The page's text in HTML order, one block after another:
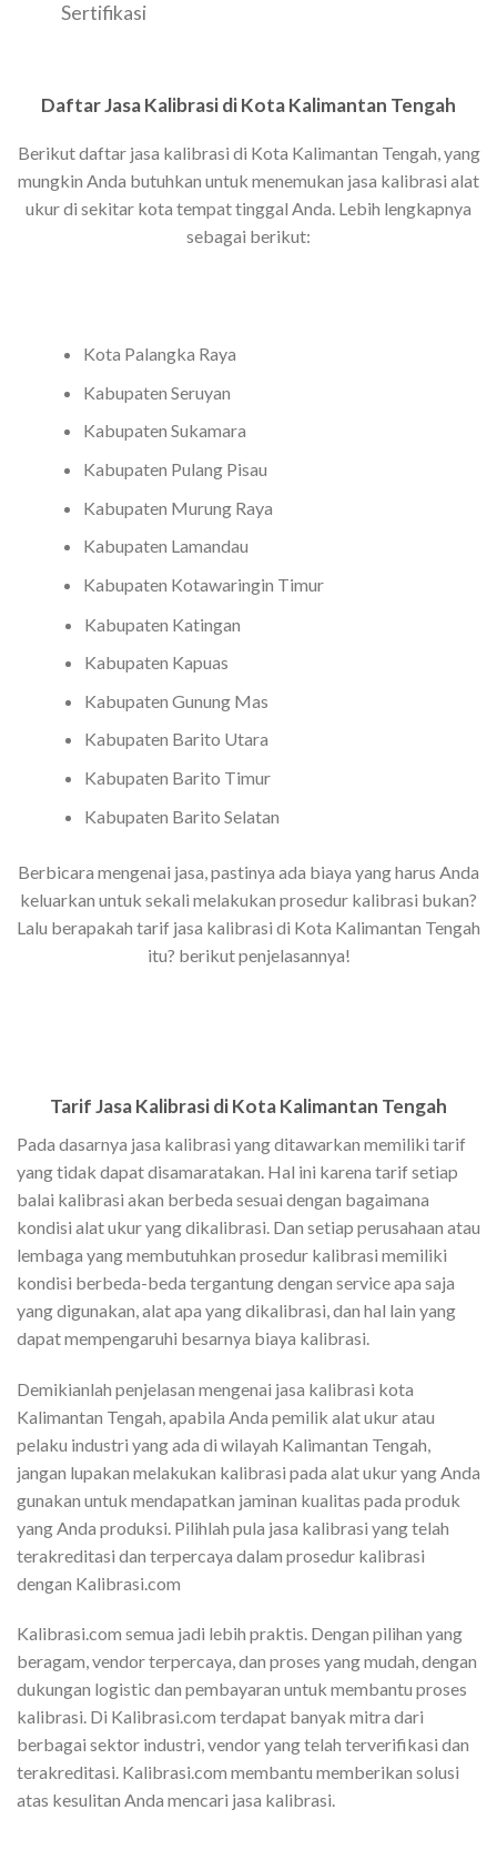
Sertifikasi
Daftar Jasa Kalibrasi di Kota Kalimantan Tengah
Berikut daftar jasa kalibrasi di Kota Kalimantan Tengah, yang
mungkin Anda butuhkan untuk menemukan jasa kalibrasi alat
ukur di sekitar kota tempat tinggal Anda. Lebih lengkapnya
sebagai berikut:
Kota Palangka Raya
Kabupaten Seruyan
Kabupaten Sukamara
Kabupaten Pulang Pisau
Kabupaten Murung Raya
Kabupaten Lamandau
Kabupaten Kotawaringin Timur
Kabupaten Katingan
Kabupaten Kapuas
Kabupaten Gunung Mas
Kabupaten Barito Utara
Kabupaten Barito Timur
Kabupaten Barito Selatan
Berbicara mengenai jasa, pastinya ada biaya yang harus Anda
keluarkan untuk sekali melakukan prosedur kalibrasi bukan?
Lalu berapakah tarif jasa kalibrasi di Kota Kalimantan Tengah
itu? berikut penjelasannya!
Tarif Jasa Kalibrasi di Kota Kalimantan Tengah
Pada dasarnya jasa kalibrasi yang ditawarkan memiliki tarif
yang tidak dapat disamaratakan. Hal ini karena tarif setiap
balai kalibrasi akan berbeda sesuai dengan bagaimana
kondisi alat ukur yang dikalibrasi. Dan setiap perusahaan atau
lembaga yang membutuhkan prosedur kalibrasi memiliki
kondisi berbeda-beda tergantung dengan service apa saja
yang digunakan, alat apa yang dikalibrasi, dan hal lain yang
dapat mempengaruhi besarnya biaya kalibrasi.
Demikianlah penjelasan mengenai jasa kalibrasi kota
Kalimantan Tengah, apabila Anda pemilik alat ukur atau
pelaku industri yang ada di wilayah Kalimantan Tengah,
jangan lupakan melakukan kalibrasi pada alat ukur yang Anda
gunakan untuk mendapatkan jaminan kualitas pada produk
yang Anda produksi. Pilihlah pula jasa kalibrasi yang telah
terakreditasi dan terpercaya dalam prosedur kalibrasi
dengan Kalibrasi.com
Kalibrasi.com semua jadi lebih praktis. Dengan pilihan yang
beragam, vendor terpercaya, dan proses yang mudah, dengan
dukungan logistic dan pembayaran untuk membantu proses
kalibrasi. Di Kalibrasi.com terdapat banyak mitra dari
berbagai sektor industri, vendor yang telah terverifikasi dan
terakreditasi. Kalibrasi.com membantu memberikan solusi
atas kesulitan Anda mencari jasa kalibrasi.